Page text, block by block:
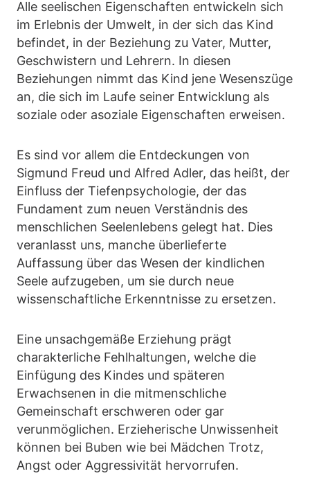
Alle seelischen Eigenschaften entwickeln sich
im Erlebnis der Umwelt, in der sich das Kind
befindet, in der Beziehung zu Vater, Mutter,
Geschwistern und Lehrern. In diesen
Beziehungen nimmt das Kind jene Wesenszüge
an, die sich im Laufe seiner Entwicklung als
soziale oder asoziale Eigenschaften erweisen.
Es sind vor allem die Entdeckungen von
Sigmund Freud und Alfred Adler, das heißt, der
Einfluss der Tiefenpsychologie, der das
Fundament zum neuen Verständnis des
menschlichen Seelenlebens gelegt hat. Dies
veranlasst uns, manche überlieferte
Auffassung über das Wesen der kindlichen
Seele aufzugeben, um sie durch neue
wissenschaftliche Erkenntnisse zu ersetzen.
Eine unsachgemäße Erziehung prägt
charakterliche Fehlhaltungen, welche die
Einfügung des Kindes und späteren
Erwachsenen in die mitmenschliche
Gemeinschaft erschweren oder gar
verunmöglichen. Erzieherische Unwissenheit
können bei Buben wie bei Mädchen Trotz,
Angst oder Aggressivität hervorrufen.